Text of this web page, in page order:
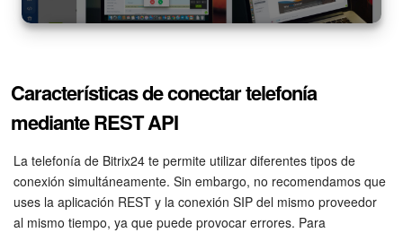
Automatización
Marketing
Gestión del inventario
Telefonía
Características de conectar telefonía
mediante REST API
La telefonía de Bitrix24 te permite utilizar diferentes tipos de
conexión simultáneamente. Sin embargo, no recomendamos que
uses la aplicación REST y la conexión SIP del mismo proveedor
al mismo tiempo, ya que puede provocar errores. Para